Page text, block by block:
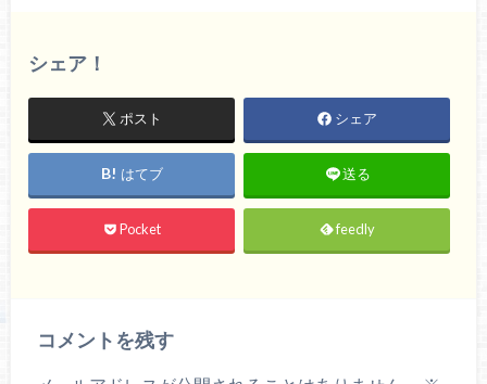
シェア！
ポスト シェア
はてブ 送る
Pocket feedly
コメントを残す